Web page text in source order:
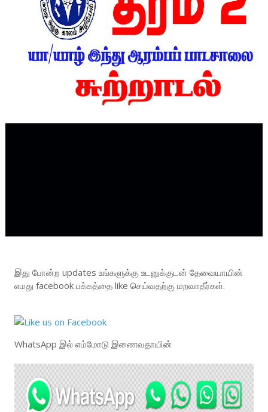
இது போன்ற updates உங்களுக்கு உடனுக்குடன் தேவையாயின்
எமது facebook பக்கத்தை like செய்வதற்கு மறவாதீர்கள்.
WhatsApp இல் எம்மோடு இணைவதாயின்